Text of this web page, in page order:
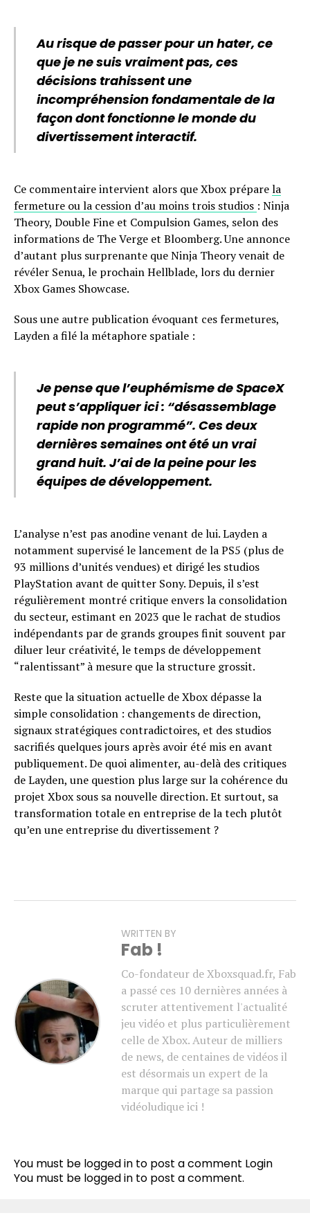
Au risque de passer pour un hater, ce
que je ne suis vraiment pas, ces
décisions trahissent une
incompréhension fondamentale de la
façon dont fonctionne le monde du
divertissement interactif.
Ce commentaire intervient alors que Xbox préparela
fermeture ou la cession d’au moins trois studios : Ninja
Theory, Double Fine et Compulsion Games, selon des
informations de The Verge et Bloomberg. Une annonce
d’autant plus surprenante que Ninja Theory venait de
révéler Senua, le prochain Hellblade, lors du dernier
Xbox Games Showcase.
Sous une autre publication évoquant ces fermetures,
Layden a filé la métaphore spatiale :
Je pense que l’euphémisme de SpaceX
peut s’appliquer ici : “désassemblage
rapide non programmé”. Ces deux
dernières semaines ont été un vrai
grand huit. J’ai de la peine pour les
équipes de développement.
L’analyse n’est pas anodine venant de lui. Layden a
notamment supervisé le lancement de la PS5 (plus de
93 millions d’unités vendues) et dirigé les studios
PlayStation avant de quitter Sony. Depuis, il s’est
régulièrement montré critique envers la consolidation
du secteur, estimant en 2023 que le rachat de studios
indépendants par de grands groupes finit souvent par
diluer leur créativité, le temps de développement
“ralentissant” à mesure que la structure grossit.
Reste que la situation actuelle de Xbox dépasse la
simple consolidation : changements de direction,
signaux stratégiques contradictoires, et des studios
sacrifiés quelques jours après avoir été mis en avant
publiquement. De quoi alimenter, au-delà des critiques
de Layden, une question plus large sur la cohérence du
projet Xbox sous sa nouvelle direction. Et surtout, sa
transformation totale en entreprise de la tech plutôt
qu’en une entreprise du divertissement ?
WRITTEN BY
Fab !
Co-fondateur de Xboxsquad.fr, Fab
a passé ces 10 dernières années à
scruter attentivement l'actualité
jeu vidéo et plus particulièrement
celle de Xbox. Auteur de milliers
de news, de centaines de vidéos il
est désormais un expert de la
marque qui partage sa passion
vidéoludique ici !
You must be logged in to post a comment Login
You must be logged in to post a comment.